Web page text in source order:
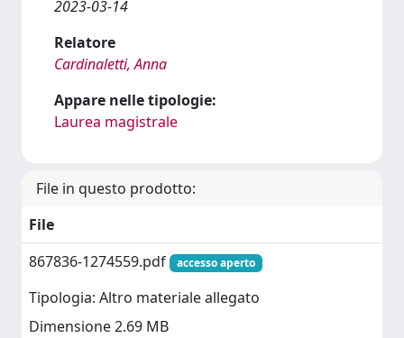
2023-03-14
Relatore
Cardinaletti, Anna
Appare nelle tipologie:
Laurea magistrale
File in questo prodotto:
File
867836-1274559.pdf
accesso aperto
Tipologia: Altro materiale allegato
Dimensione 2.69 MB